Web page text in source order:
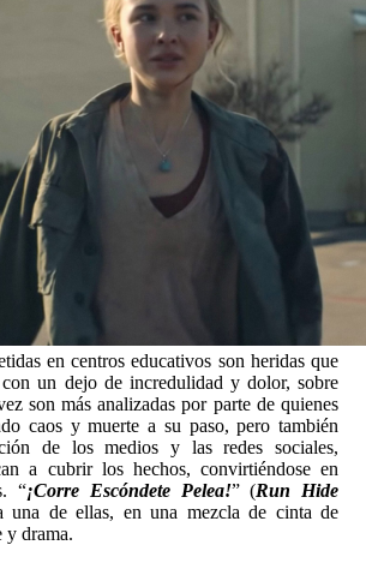
en centros educativos son heridas que
un dejo de incredulidad y dolor, sobre
son más analizadas por parte de quienes
caos y muerte a su paso, pero también
de los medios y las redes sociales,
a cubrir los hechos, convirtiéndose en
“¡Corre Escóndete Pelea!” (Run Hide
una de ellas, en una mezcla de cinta de
y drama.